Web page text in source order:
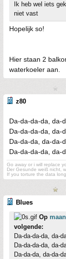
Ik heb wel iets
niet vast
Hopelijk so!
Hier staan 2
waterkoeler aan.
z80
Da-da-da-da, da-
Da-da-da-da, da-
Da-da-da, da-da-
Da-da-da-da, da-
Go away or i will replace
Der Gesunde weiß nicht,
If you torture the data
Blues
Op
volgende:
Da-da-da-da, da-
Da-da-da-da, da-
Da-da-da, da-da-